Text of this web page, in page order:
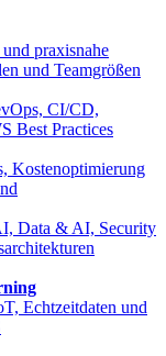
praxisnahe
und Teamgrößen
CI/CD,
Best Practices
Kostenoptimierung
Data & AI, Security
Echtzeitdaten und